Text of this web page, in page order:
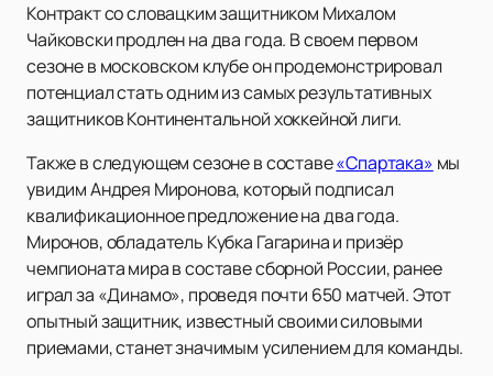
Контракт со словацким защитником Михалом
Чайковски продлен на два года. В своем первом
сезоне в московском клубе он продемонстрировал
потенциал стать одним из самых результативных
защитников Континентальной хоккейной лиги.
Также в следующем сезоне в составе«Спартака» мы
увидим Андрея Миронова, который подписал
квалификационное предложение на два года.
Миронов, обладатель Кубка Гагарина и призёр
чемпионата мира в составе сборной России, ранее
играл за «Динамо», проведя почти 650 матчей. Этот
опытный защитник, известный своими силовыми
приемами, станет значимым усилением для команды.